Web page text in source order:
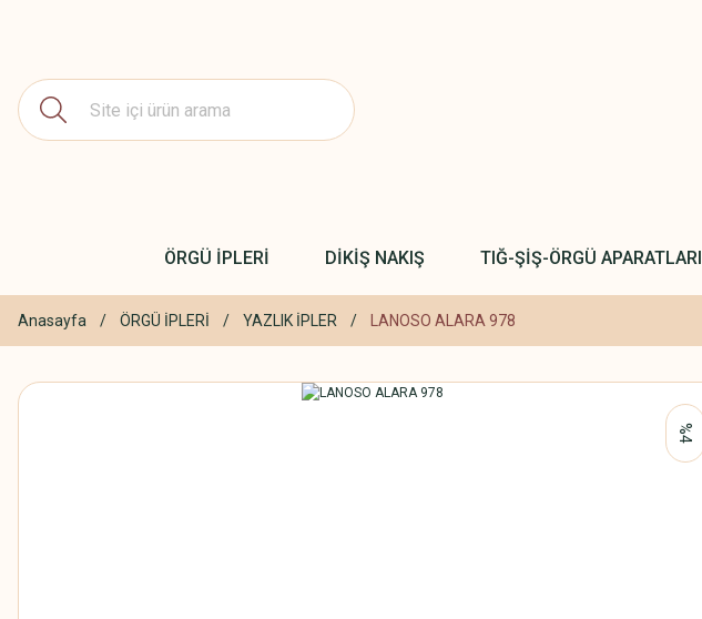
ÖRGÜ İPLERİ DİKİŞ NAKIŞ TIĞ-ŞİŞ-ÖRGÜ APARATLARI
Anasayfa ÖRGÜ İPLERİ YAZLIK İPLER LANOSO ALARA 978
%4